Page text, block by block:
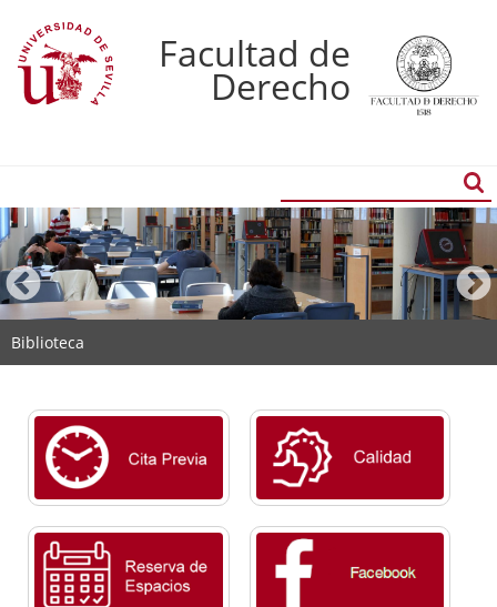
Facultad de
Derecho
Biblioteca